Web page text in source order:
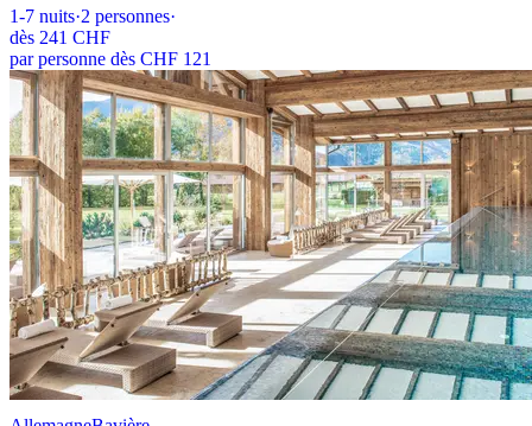
1-7 nuits·2 personnes·
dès 241 CHF
par personne dès CHF 121